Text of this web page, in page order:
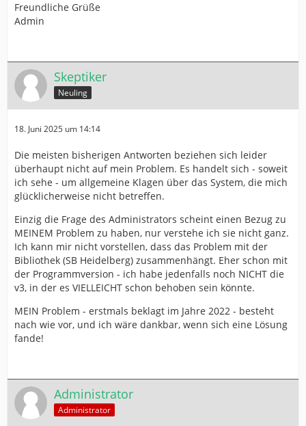
Freundliche Grüße
Admin
Skeptiker
Neuling
18. Juni 2025 um 14:14
Die meisten bisherigen Antworten beziehen sich leider
überhaupt nicht auf mein Problem. Es handelt sich - soweit
ich sehe - um allgemeine Klagen über das System, die mich
glücklicherweise nicht betreffen.
Einzig die Frage des Administrators scheint einen Bezug zu
MEINEM Problem zu haben, nur verstehe ich sie nicht ganz.
Ich kann mir nicht vorstellen, dass das Problem mit der
Bibliothek (SB Heidelberg) zusammenhängt. Eher schon mit
der Programmversion - ich habe jedenfalls noch NICHT die
v3, in der es VIELLEICHT schon behoben sein könnte.
MEIN Problem - erstmals beklagt im Jahre 2022 - besteht
nach wie vor, und ich wäre dankbar, wenn sich eine Lösung
fande!
Administrator
Administrator